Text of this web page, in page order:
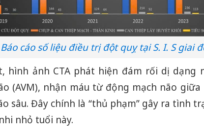
Báo cáo số liệu điều trị đột quỵ tại S. I. S giai
hình ảnh CTA phát hiện đám rối dị dạng
(AVM), nhận máu từ động mạch não
sâu. Đây chính là “thủ phạm” gây ra tình
nhỏ tuổi này.